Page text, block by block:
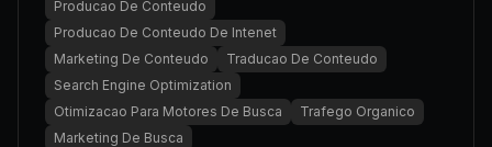
Producao De Conteudo
Producao De Conteudo De Intenet
Marketing De Conteudo
Traducao De Conteudo
Search Engine Optimization
Otimizacao Para Motores De Busca
Trafego Organico
Marketing De Busca